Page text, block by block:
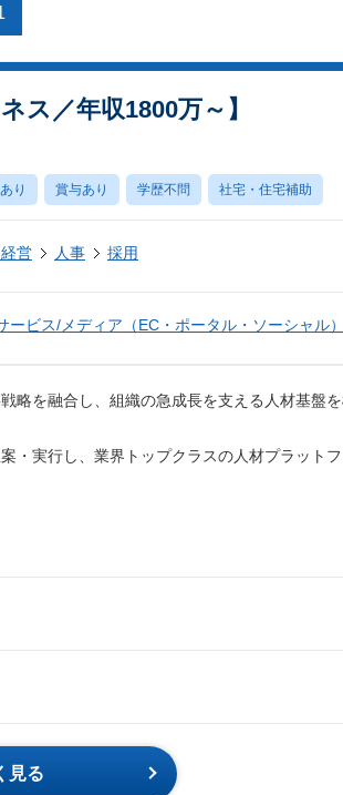
ス／年収1800万～】
り 賞与あり 学歴不問 社宅・住宅補助
営 人事 採用
ービス/メディア（EC・ポータル・ソーシャル）
略を融合し、組織の急成長を支える人材基盤
・実行し、業界トップクラスの人材プラット
見る